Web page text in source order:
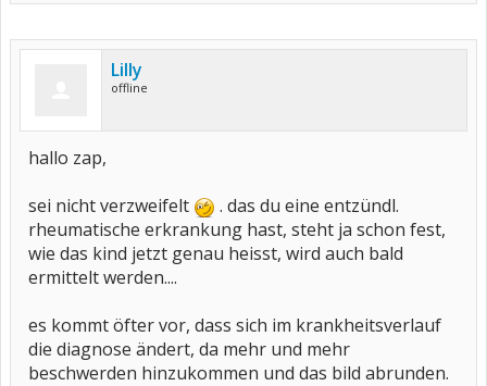
Lilly
offline
hallo zap,
sei nicht verzweifelt
. das du eine entzündl.
rheumatische erkrankung hast, steht ja schon fest,
wie das kind jetzt genau heisst, wird auch bald
ermittelt werden....
es kommt öfter vor, dass sich im krankheitsverlauf
die diagnose ändert, da mehr und mehr
beschwerden hinzukommen und das bild abrunden.